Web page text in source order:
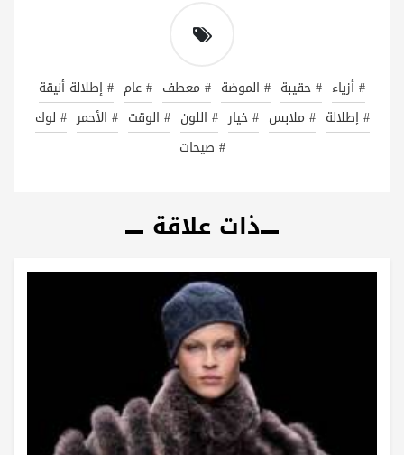
# أزياء # حقيبة # الموضة # معطف # عام # إطلالة أنيقة
# إطلالة # ملابس # خيار # اللون # الوقت # الأحمر # لوك
# صيحات
ذات علاقة